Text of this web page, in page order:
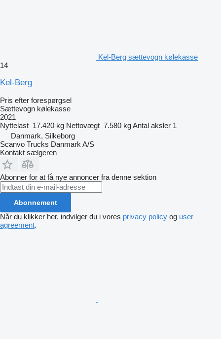
Kel-Berg sættevogn kølekasse
14
Kel-Berg
Pris efter forespørgsel
Sættevogn kølekasse
2021
Nyttelast 17.420 kg Nettovægt 7.580 kgAntal aksler 1
Danmark, Silkeborg
Scanvo Trucks Danmark A/S
Kontakt sælgeren
Abonner for at få nye annoncer fra denne sektion
Abonnement
Når du klikker her, indvilger du i vores privacy policy og user
agreement.